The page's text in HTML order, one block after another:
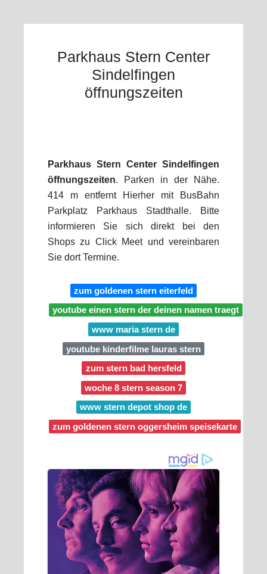
Parkhaus Stern Center
Sindelfingen
öffnungszeiten
Parkhaus Stern Center Sindelfingen
öffnungszeiten. Parken in der Nähe.
414 m entfernt Hierher mit BusBahn
Parkplatz Parkhaus Stadthalle. Bitte
informieren Sie sich direkt bei den
Shops zu Click Meet und vereinbaren
Sie dort Termine.
zum goldenen stern eiterfeld
youtube einen stern der deinen namen traegt
www maria stern de
youtube kinderfilme lauras stern
zum stern bad hersfeld
woche 8 stern season 7
www stern depot shop de
zum goldenen stern oggersheim speisekarte